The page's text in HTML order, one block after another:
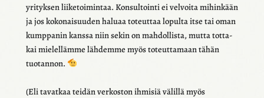
yrityk­sen liike­toi­min­taa. Konsul­tointi ei velvoita mihin­kään
ja jos koko­nai­suu­den haluaa toteut­taa lopulta itse tai oman
kump­pa­nin kanssa niin sekin on mahdol­lista, mutta totta­
kai mielel­lämme lähdemme myös toteut­ta­maan tähän
tuotan­non.
(Eli tavat­kaa teidän verkos­ton ihmi­siä välillä myös